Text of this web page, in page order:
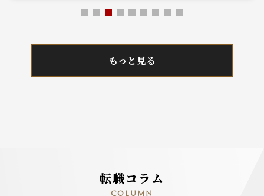
もっと見る
転職コラム
COLUMN